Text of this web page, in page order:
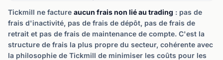
Tickmill ne facture aucun frais non lié au trading : pas de
frais d'inactivité, pas de frais de dépôt, pas de frais de
retrait et pas de frais de maintenance de compte. C'est la
structure de frais la plus propre du secteur, cohérente avec
la philosophie de Tickmill de minimiser les coûts pour les